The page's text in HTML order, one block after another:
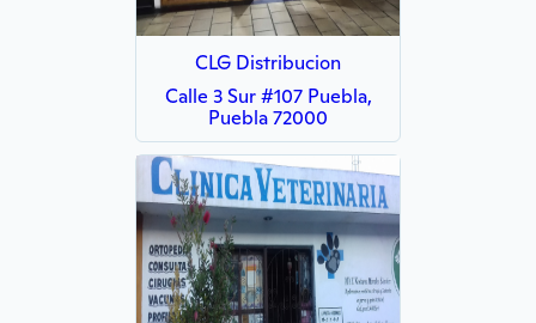
CLG Distribucion
Calle 3 Sur #107 Puebla,
Puebla 72000